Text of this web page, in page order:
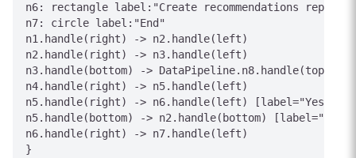
n6: rectangle label:"Create recommendations report"
n7: circle label:"End"
n1.handle(right) -> n2.handle(left)
n2.handle(right) -> n3.handle(left)
n3.handle(bottom) -> DataPipeline.n8.handle(top)
n4.handle(right) -> n5.handle(left)
n5.handle(right) -> n6.handle(left) [label="Yes"]
n5.handle(bottom) -> n2.handle(bottom)
n6.handle(right) -> n7.handle(left)
}